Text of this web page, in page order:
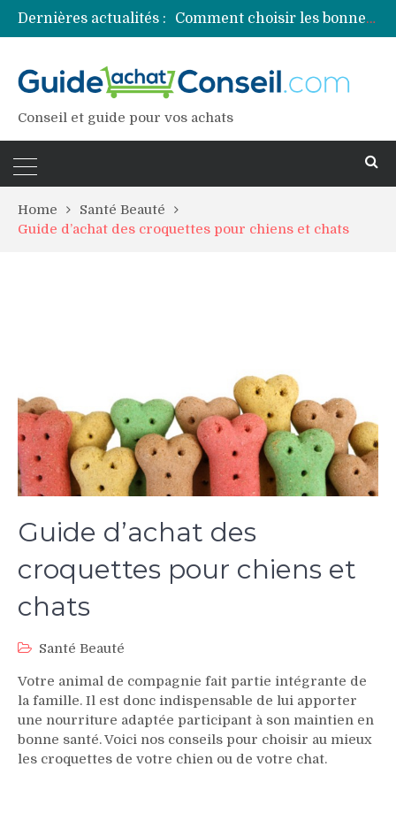
Dernières actualités :
Comment choisir les bonnes couleurs pour un projet tie and dye ?
Comment préparer sa piscine pour une période prolongée d’inutilisation ?
Conseil et guide pour vos achats
Home
Santé Beauté
Guide d’achat des croquettes pour chiens et chats
Guide d’achat des
croquettes pour chiens et
chats
Santé Beauté
Votre animal de compagnie fait partie intégrante de
la famille. Il est donc indispensable de lui apporter
une nourriture adaptée participant à son maintien en
bonne santé. Voici nos conseils pour choisir au mieux
les croquettes de votre chien ou de votre chat.